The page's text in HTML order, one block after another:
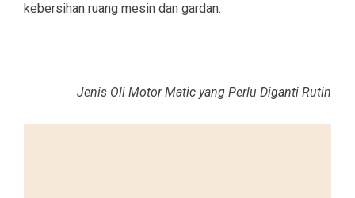
kebersihan ruang mesin dan gardan.
Jenis Oli Motor Matic yang Perlu Diganti Rutin